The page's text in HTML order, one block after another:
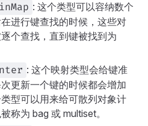
: 这个类型可以容纳数个
进行键查找的时候，这些对
个查找，直到键被找到为
: 这个映射类型会给键准
更新一个键的时候都会增加
型可以用来给可散列对象计
称为 bag 或 multiset。